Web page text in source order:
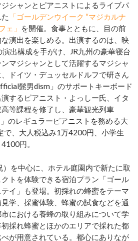
シャンとピアニストによるライブパ
「ゴールデンウイーク “マジカルナ
ェ」
を開催。食事とともに、目の前
演出を楽しめる。出演するのは、映
出構成を手がけ、JR九州の豪華寝台
マジシャンとして活躍するマジシャ
ドイツ・デュッセルドルフで研さん
髭男dism」のサポートキーボード
するピアニスト・よっしー氏、イタ
等課程を修了し、豪華観光列車
」のレギュラーピアニストを務める大
で、大人税込み1万4200円、小学生
円。
を中心に、ホテル庭園内で新たに取
トを体験できる宿泊プラン「ゴール
イ」も登場。初採れの蜂蜜をテーマ
学、採蜜体験、蜂蜜の試食などを通
における養蜂の取り組みについて学
採れ蜂蜜とほかのエリアで採れた都
が用意されている。都心にありなが